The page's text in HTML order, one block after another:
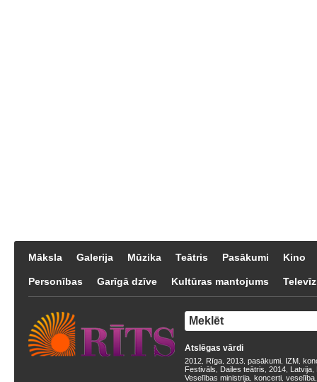
Māksla Galerija Mūzika Teātris Pasākumi Kino
Personības Garīgā dzīve Kultūras mantojums
Atslēgas vārdi
2012 Rīga 2013 pasākumi IZM
Festivāls
Dailes teātris 2014 Latvija
Veselības ministrija koncerti veselība